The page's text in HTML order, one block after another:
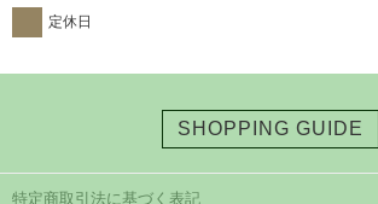
定休日
SHOPPING GUIDE
特定商取引法に基づく表記